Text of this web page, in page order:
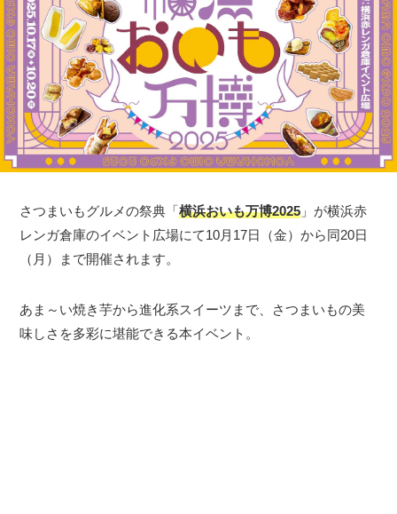
さつまいもグルメの祭典「横浜おいも万博2025 」が横浜赤
レンガ倉庫のイベント広場にて10月17日（金）から同20日
（月）まで開催されます。
あま～い焼き芋から進化系スイーツまで、さつまいもの美
味しさを多彩に堪能できる本イベント。